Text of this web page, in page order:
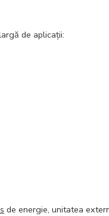
de aplicații:
de energie, unitatea